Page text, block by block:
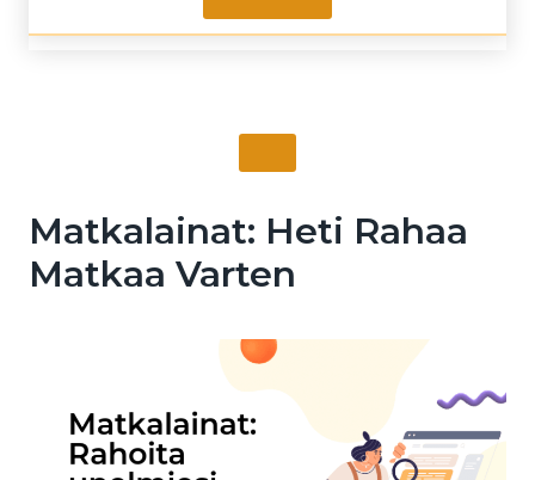
Matkalainat: Heti Rahaa
Matkaa Varten